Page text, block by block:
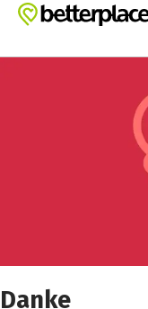
Zum Hauptinhalt
Erklärung zur
Danke